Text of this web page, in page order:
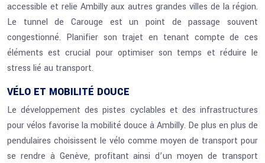
accessible et relie Ambilly aux autres grandes villes de la région.
Le tunnel de Carouge est un point de passage souvent
congestionné. Planifier son trajet en tenant compte de ces
éléments est crucial pour optimiser son temps et réduire le
stress lié au transport.
VÉLO ET MOBILITÉ DOUCE
Le développement des pistes cyclables et des infrastructures
pour vélos favorise la mobilité douce à Ambilly. De plus en plus de
pendulaires choisissent le vélo comme moyen de transport pour
se rendre à Genève, profitant ainsi d’un moyen de transport